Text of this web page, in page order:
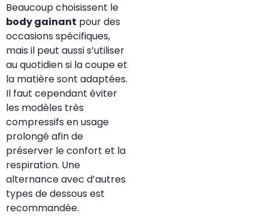
Beaucoup choisissent le
body gainant pour des
occasions spécifiques,
mais il peut aussi s’utiliser
au quotidien si la coupe et
la matière sont adaptées.
Il faut cependant éviter
les modèles très
compressifs en usage
prolongé afin de
préserver le confort et la
respiration. Une
alternance avec d’autres
types de dessous est
recommandée.